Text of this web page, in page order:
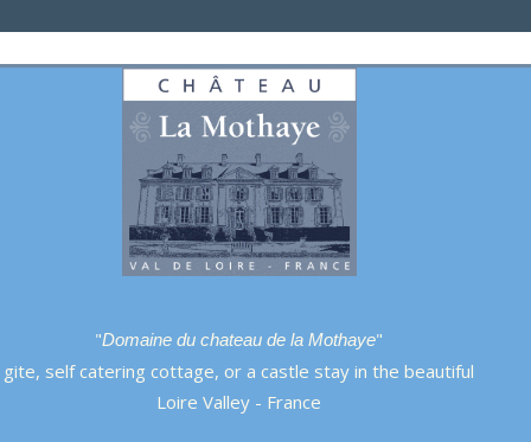
"Domaine du chateau de la Mothaye"
gite, self catering cottage, or a castle stay in the beautiful
Loire Valley - France